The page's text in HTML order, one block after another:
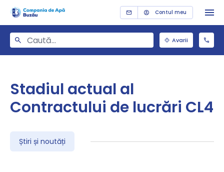
Contul meu
Avarii
Stadiul actual al
Contractului de lucrări CL4
Știri și noutăți